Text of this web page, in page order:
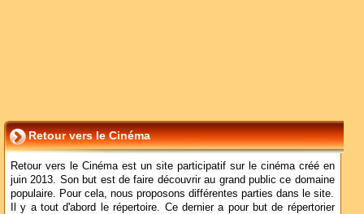
Retour vers le Cinéma
Retour vers le Cinéma est un site participatif sur le cinéma créé en
juin 2013. Son but est de faire découvrir au grand public ce domaine
populaire. Pour cela, nous proposons différentes parties dans le site.
Il y a tout d'abord le répertoire. Ce dernier a pour but de répertorier